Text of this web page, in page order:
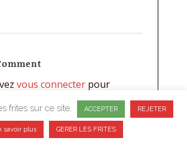
vous connecter pour
frites sur ce site. ACCEPTER REJETER
savoir plus GERER LES FRITES